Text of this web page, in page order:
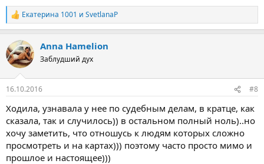
Р
е
к
ц
и
Екатерина 1001 и SvetlanaP
Anna Hamelion
Заблудший дух
16.10.2016 #8
Ходила, узнавала у нее по судебным делам, в кратце, как
сказала, так и случилось)) в остальном полный ноль)..но
хочу заметить, что отношусь к людям которых сложно
просмотреть и на картах))) поэтому часто просто мимо и
прошлое и настоящее)))